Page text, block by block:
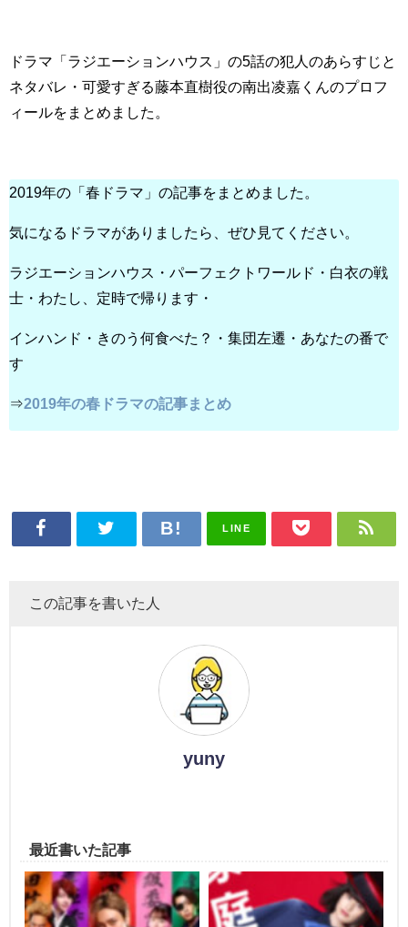
ドラマ「ラジエーションハウス」の5話の犯人のあらすじと
ネタバレ・可愛すぎる藤本直樹役の南出凌嘉くんのプロフ
ィールをまとめました。
2019年の「春ドラマ」の記事をまとめました。
気になるドラマがありましたら、ぜひ見てください。
ラジエーションハウス・パーフェクトワールド・白衣の戦
士・わたし、定時で帰ります・
インハンド・きのう何食べた？・集団左遷・あなたの番で
す
⇒2019年の春ドラマの記事まとめ
LINE
この記事を書いた人
yuny
最近書いた記事